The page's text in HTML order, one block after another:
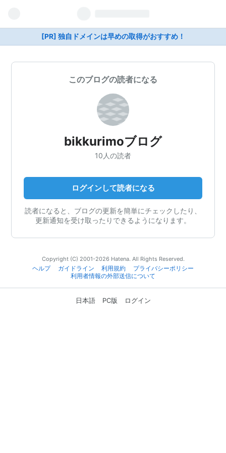
[PR] 独自ドメインは早めの取得がおすすめ！
このブログの読者になる
bikkurimoブログ
10人の読者
ログインして読者になる
読者になると、ブログの更新を簡単にチェックしたり、
更新通知を受け取ったりできるようになります。
Copyright (C) 2001-2026 Hatena. All Rights Reserved.
ヘルプ
ガイドライン 利用規約
プライバシーポリシー
利用者情報の外部送信について
日本語 PC版 ログイン